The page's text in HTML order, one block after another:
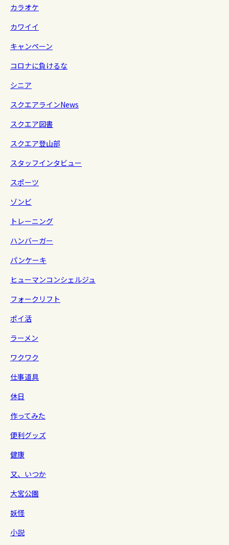
カラオケ
カワイイ
キャンペーン
コロナに負けるな
シニア
スクエアラインNews
スクエア図書
スクエア登山部
スタッフインタビュー
スポーツ
ゾンビ
トレーニング
ハンバーガー
パンケーキ
ヒューマンコンシェルジュ
フォークリフト
ポイ活
ラーメン
ワクワク
仕事道具
休日
作ってみた
便利グッズ
健康
又、いつか
大宮公園
妖怪
小説